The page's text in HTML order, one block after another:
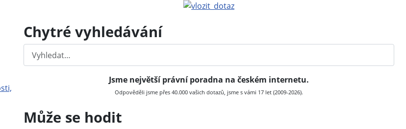
Chytré vyhledávání
Hledat
Jsme největší právní poradna na českém internetu.
Odpověděli jsme přes 40.000 vašich dotazů, jsme s vámi 17 let (2009-2026).
Může se hodit